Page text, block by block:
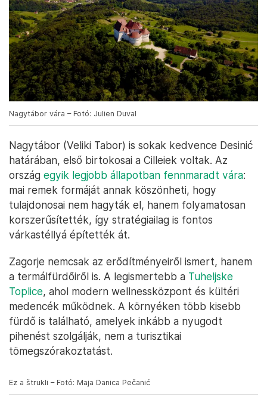
Nagytábor vára – Fotó: Julien Duval
Nagytábor (Veliki Tabor) is sokak kedvence Desinić
határában, első birtokosai a Cilleiek voltak. Az
ország egyik legjobb állapotban fennmaradt vára:
mai remek formáját annak köszönheti, hogy
tulajdonosai nem hagyták el, hanem folyamatosan
korszerűsítették, így stratégiailag is fontos
várkastéllyá építették át.
Zagorje nemcsak az erődítményeiről ismert, hanem
a termálfürdőiről is. A legismertebb a Tuheljske
Toplice, ahol modern wellnessközpont és kültéri
medencék működnek. A környéken több kisebb
fürdő is található, amelyek inkább a nyugodt
pihenést szolgálják, nem a turisztikai
tömegszórakoztatást.
Ez a štrukli – Fotó: Maja Danica Pečanić